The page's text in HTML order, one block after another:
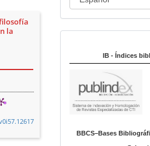
la
o
d
m
IB - Índices
BBCS–Bases